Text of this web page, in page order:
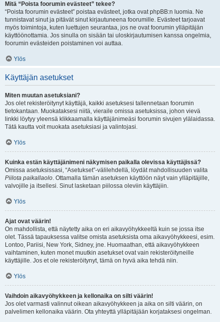
Mitä “Poista foorumin evästeet” tekee?
“Poista foorumin evästeet” poistaa evästeet, jotka ovat phpBB:n luomia. Ne
tunnistavat sinut ja pitävät sinut kirjautuneena foorumille. Evästeet tarjoavat
myös toimintoja, kuten luettujen seurantaa, jos ne ovat foorumin ylläpitäjän
käyttöönottamia. Jos sinulla on sisään tai uloskirjautumisen kanssa ongelmia,
foorumin evästeiden poistaminen voi auttaa.
Ylös
Käyttäjän asetukset
Miten muutan asetuksiani?
Jos olet rekisteröitynyt käyttäjä, kaikki asetuksesi tallennetaan foorumin
tietokantaan. Muokataksesi niitä, vieraile omissa asetuksissa, johon vievä
linkki löytyy yleensä klikkaamalla käyttäjänimeäsi foorumin sivujen ylälaidassa.
Tätä kautta voit muokata asetuksiasi ja valintojasi.
Ylös
Kuinka estän käyttäjänimeni näkymisen paikalla olevissa käyttäjissä?
Omissa asetuksissasi, “Asetukset”-välilehdellä, löydät mahdollisuuden valita
Piilota paikallaolo. Ottamalla tämän asetuksen käyttöön näyt vain ylläpitäjille,
valvojille ja itsellesi. Sinut lasketaan piilossa oleviin käyttäjiin.
Ylös
Ajat ovat väärin!
On mahdollista, että näytetty aika on eri aikavyöhykkeeltä kuin se jossa itse
olet. Tässä tapauksessa valitse omista asetuksista oma aikavyöhykkeesi, esim.
Lontoo, Pariisi, New York, Sidney, jne. Huomaathan, että aikavyöhykkeen
vaihtaminen, kuten monet muutkin asetukset ovat vain rekisteröityneille
käyttäjille. Jos et ole rekisteröitynyt, tämä on hyvä aika tehdä niin.
Ylös
Vaihdoin aikavyöhykkeen ja kellonaika on silti väärin!
Jos olet varmasti valinnut oikean aikavyöhykkeen ja aika on silti väärin, on
palvelimen kellonaika väärin. Ota yhteyttä ylläpitäjään korjataksesi ongelman.